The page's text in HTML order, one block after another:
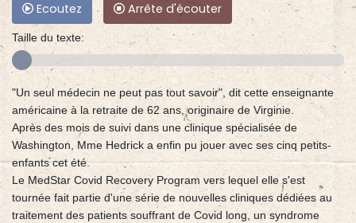
Ecoutez Arrête d'écouter
Taille du texte:
"Un seul médecin ne peut pas tout savoir", dit cette enseignante
américaine à la retraite de 62 ans, originaire de Virginie.
Après des mois de suivi dans une clinique spécialisée de
Washington, Mme Hedrick a enfin pu jouer avec ses cinq petits-
enfants cet été.
Le MedStar Covid Recovery Program vers lequel elle s'est
tournée fait partie d'une série de nouvelles cliniques dédiées au
traitement des patients souffrant de Covid long, un syndrome